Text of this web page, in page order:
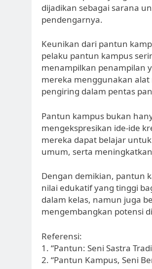
dijadikan sebagai sarana
pendengarnya.
Keunikan dari pantun
pelaku pantun kampus
menampilkan penampilan
mereka menggunakan
pengiring dalam pentas
Pantun kampus bukan
mengekspresikan ide-ide
mereka dapat belajar
umum, serta
Dengan demikian, pantun
nilai edukatif yang tinggi
dalam kelas, namun juga
mengembangkan potensi
Referensi:
1. “Pantun: Seni Sastra
2. “Pantun Kampus, Seni